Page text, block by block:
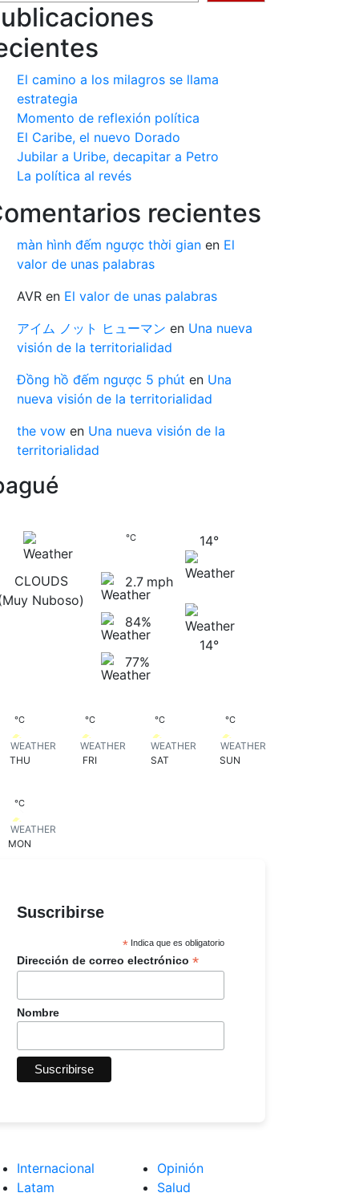
El camino a los milagros se llama
estrategia
Momento de reflexión política
El Caribe, el nuevo Dorado
Jubilar a Uribe, decapitar a Petro
La política al revés
recientes
màn hình đếm ngược thời gian en El
valor de unas palabras
AVR en El valor de unas palabras
アイム ノット ヒューマン en Una nueva
visión de la territorialidad
Đồng hồ đếm ngược 5 phút en Una
nueva visión de la territorialidad
the vow en Una nueva visión de la
territorialidad
CLOUDS
Nuboso)
°C
2.7 mph
84%
77%
14°
14°
°C
THU
°C
FRI
°C
SAT
°C
SUN
°C
MON
Suscribirse
* Indica que es obligatorio
Dirección de correo electrónico *
Nombre
Internacional
Latam
Opinión
Salud